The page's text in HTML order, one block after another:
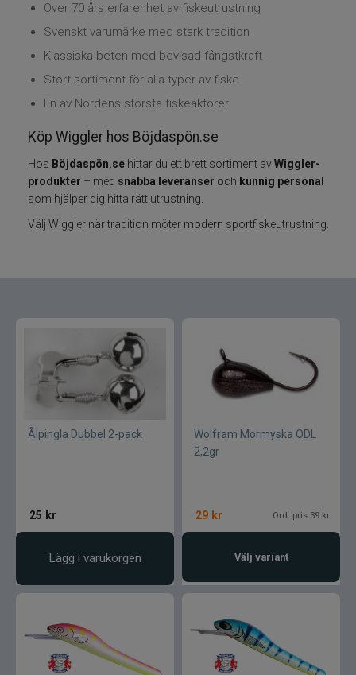
Grundéns
Mikado
13 Fishing
ABU Garcia
Fox International
Baltic
Bios
Bite Of Bleak
Bomber
Brewer Baits
Över 70 års erfarenhet av fiskeutrustning
Svenskt varumärke med stark tradition
Klassiska beten med bevisad fångstkraft
Stort sortiment för alla typer av fiske
En av Nordens största fiskeaktörer
Köp Wiggler hos Böjdaspön.se
Hos Böjdaspön.se hittar du ett brett sortiment avWiggler-
produkter – med snabba leveranser och kunnig personal
som hjälper dig hitta rätt utrustning.
Välj Wiggler när tradition möter modern sportfiskeutrustning.
Ålpingla Dubbel 2-pack
25 kr
Lägg i varukorgen
Wolfram Mormyska ODL
2,2gr
29 kr Ord. pris 39 kr
Välj variant